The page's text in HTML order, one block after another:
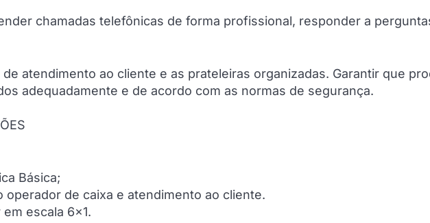
chamadas telefônicas de forma profissional, responder a
atendimento ao cliente e as prateleiras organizadas. Garantir que
adequadamente e de acordo com as normas de segurança.
Básica;
operador de caixa e atendimento ao cliente.
escala 6×1.